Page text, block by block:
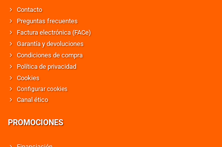
Contacto
Preguntas frecuentes
Factura electrónica (FACe)
Garantía y devoluciones
Condiciones de compra
Política de privacidad
Cookies
Configurar cookies
Canal ético
PROMOCIONES